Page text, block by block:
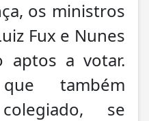
os ministros
Fux e Nunes
aptos a votar.
também
se